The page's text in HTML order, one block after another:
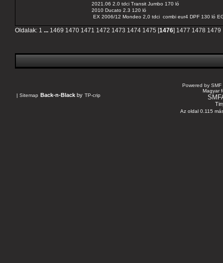
2021.06 2.0 tdci Transit Jumbo 170 ló
2010 Ducato 2.3 120 ló
EX 2006/12 Mondeo 2,0 tdci combi eur4 DPF 130 ló
Oldalak: 1 ... 1469 1470 1471 1472 1473 1474 1475 [1476] 1477 1478 1479
| Sitemap Back-n-Black by TP-crip
Powered by SMF
Magyar
Az oldal 0.115